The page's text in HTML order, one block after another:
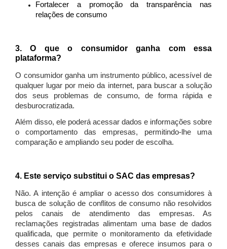
Fortalecer a promoção da transparência nas
relações de consumo
3. O que o consumidor ganha com essa
plataforma?
O consumidor ganha um instrumento público, acessível de
qualquer lugar por meio da internet, para buscar a solução
dos seus problemas de consumo, de forma rápida e
desburocratizada.
Além disso, ele poderá acessar dados e informações sobre
o comportamento das empresas, permitindo-lhe uma
comparação e ampliando seu poder de escolha.
4. Este serviço substitui o SAC das empresas?
Não. A intenção é ampliar o acesso dos consumidores à
busca de solução de conflitos de consumo não resolvidos
pelos canais de atendimento das empresas. As
reclamações registradas alimentam uma base de dados
qualificada, que permite o monitoramento da efetividade
desses canais das empresas e oferece insumos para o